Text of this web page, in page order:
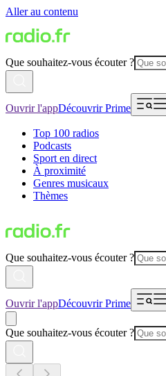
Aller au contenu
Que souhaitez-vous écouter ?
Ouvrir l'appDécouvrir Prime
Top 100 radios
Podcasts
Sport en direct
À proximité
Genres musicaux
Thèmes
Que souhaitez-vous écouter ?
Ouvrir l'appDécouvrir Prime
Que souhaitez-vous écouter ?